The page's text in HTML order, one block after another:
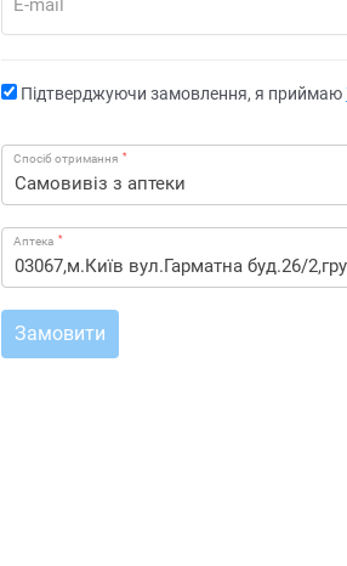
E-mail
Підтверджуючи замовлення, я приймаю
Спосіб отримання *
Аптека *
Замовити